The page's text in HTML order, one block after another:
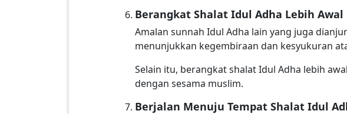
Berangkat Shalat Idul Adha Lebih Awal
Amalan sunnah Idul Adha lain yang juga
menunjukkan kegembiraan dan kesyukuran
Selain itu, berangkat shalat Idul Adha lebih
dengan sesama muslim.
Berjalan Menuju Tempat Shalat Idul